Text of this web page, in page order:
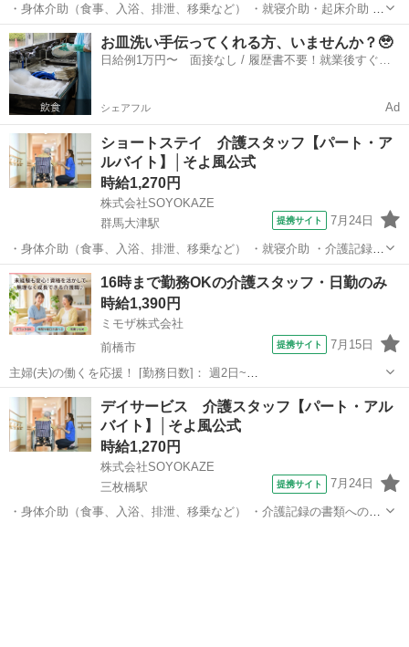
・身体介助（食事、入浴、排泄、移乗など） ・就寝介助・起床介助 ・
介護記録の書類への記入（ご利用報告など、簡単なＰＣ操作） ・機能
訓練補助業務 ・レクリエーションや体操の実施 ・清掃、洗濯などの間
接業務 ・食事の準備、お茶と...
群馬 伊勢崎市 伊勢崎駅 介護
お皿洗い手伝ってくれる方、いませんか？🥹
日給例1万円〜 面接なし / 履歴書不要！就業後すぐに
シェアフル Ad
ショートステイ 介護スタッフ【パート・ア
ルバイト】│そよ風公式
時給1,270円
株式会社SOYOKAZE
群馬大津駅
提携サイト 7月24日
・身体介助（食事、入浴、排泄、移乗など） ・就寝介助 ・介護記録の
書類への記入（ご利用報告など、簡単なＰＣ操作） ・機能訓練補助業
務 ・レクリエーションや体操の実施 ・清掃、洗濯などの間接業務 ・
食事の準備、お茶とおやつ出し...
群馬 吾妻郡 群馬大津駅
16時まで勤務OKの介護スタッフ・日勤のみ
時給1,390円
ミモザ株式会社
前橋市
提携サイト 7月15日
主婦(夫)の働くを応援！ [勤務日数]： 週2日~
07:00~16:00/08:30~17:30/10:00~19:00/16:00~10:00 月/火/水/木/金/土/
日 などから選べます [勤務地・最寄駅]： 群馬...
群馬 前橋市 介護士
デイサービス 介護スタッフ【パート・アル
バイト】│そよ風公式
時給1,270円
株式会社SOYOKAZE
三枚橋駅
提携サイト 7月24日
・身体介助（食事、入浴、排泄、移乗など） ・介護記録の書類への記